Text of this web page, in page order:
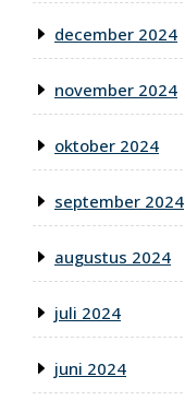
december 2024
november 2024
oktober 2024
september 2024
augustus 2024
juli 2024
juni 2024